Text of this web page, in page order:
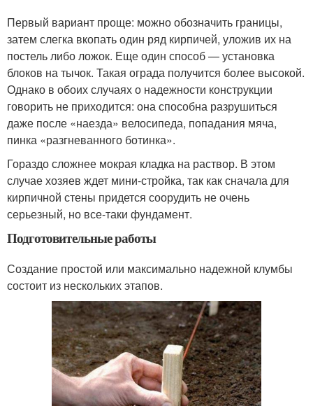
Первый вариант проще: можно обозначить границы,
затем слегка вкопать один ряд кирпичей, уложив их на
постель либо ложок. Еще один способ — установка
блоков на тычок. Такая ограда получится более высокой.
Однако в обоих случаях о надежности конструкции
говорить не приходится: она способна разрушиться
даже после «наезда» велосипеда, попадания мяча,
пинка «разгневанного ботинка».
Гораздо сложнее мокрая кладка на раствор. В этом
случае хозяев ждет мини-стройка, так как сначала для
кирпичной стены придется соорудить не очень
серьезный, но все-таки фундамент.
Подготовительные работы
Создание простой или максимально надежной клумбы
состоит из нескольких этапов.